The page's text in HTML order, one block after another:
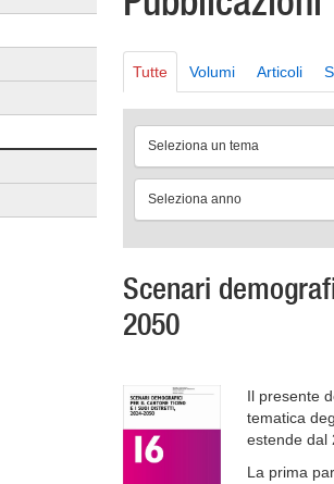
Tutte Volumi Articoli
Seleziona un tema
Seleziona anno
Scenari
2050
Il presente
tematica
estende dal
La prima